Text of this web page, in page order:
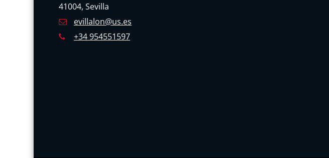
41004, Sevilla
evillalon@us.es
+34 954551597